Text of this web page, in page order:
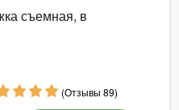
съемная, в
(Отзывы 89)